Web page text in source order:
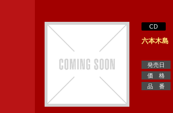
CD
六本木島
発売日
価 格
品 番